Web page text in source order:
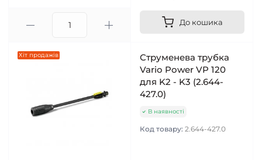
До кошика
Хіт продажів
Струменева трубка
Vario Power VP 120
для K2 - K3 (2.644-
427.0)
В наявності
Код товару: 2.644-427.0